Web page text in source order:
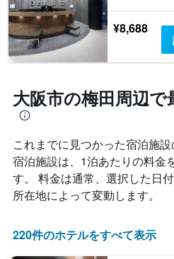
¥8,688
大阪市の梅田周辺
これまでに見つかった宿泊施
宿泊施設は、1泊あたりの料金
す。 料金は通常、選択した日
所在地によって変動します。
220件のホテルをすべて表示